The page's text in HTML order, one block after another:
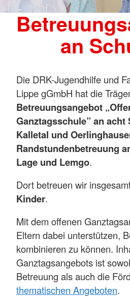
an
Die DRK-Jugendhilfe und
Lippe gGmbH hat die
Betreuungsangebot
Ganztagsschule” an acht
Kalletal und
Randstundenbetreuung
Lage und Lemgo.
Dort betreuen wir
Kinder.
Mit dem offenen
Eltern dabei unterstützen,
kombinieren zu können.
Ganztagsangebots ist
Betreuung als auch die
thematischen Angeboten.